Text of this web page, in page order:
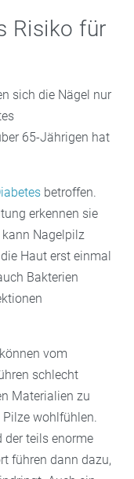
Risiko für
sich die Nägel nur
65-Jährigen hat
betroffen.
erkennen sie
Nagelpilz
Haut erst einmal
Bakterien
vom
schlecht
Materialien zu
wohlfühlen.
der teils enorme
führen dann dazu,